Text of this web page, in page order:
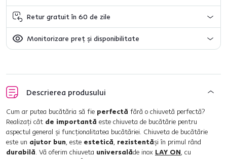
Retur gratuit în 60 de zile
Monitorizare preț și disponibilitate
Descrierea produsului
Cum ar putea bucătăria să fie perfectă fără o chiuvetă perfectă?
Realizaţi cât de importantă este chiuveta de bucătărie pentru
aspectul general şi funcţionalitatea bucătăriei. Chiuveta de bucătărie
este un ajutor bun, este estetică, rezistentăşi în primul rând
durabilă. Vă oferim chiuveta universalăde inox LAY ON, cu